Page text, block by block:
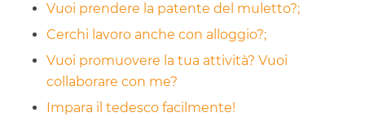
Vuoi prendere la patente del muletto?;
Cerchi lavoro anche con alloggio?;
Vuoi promuovere la tua attività? Vuoi
collaborare con me?
Impara il tedesco facilmente!